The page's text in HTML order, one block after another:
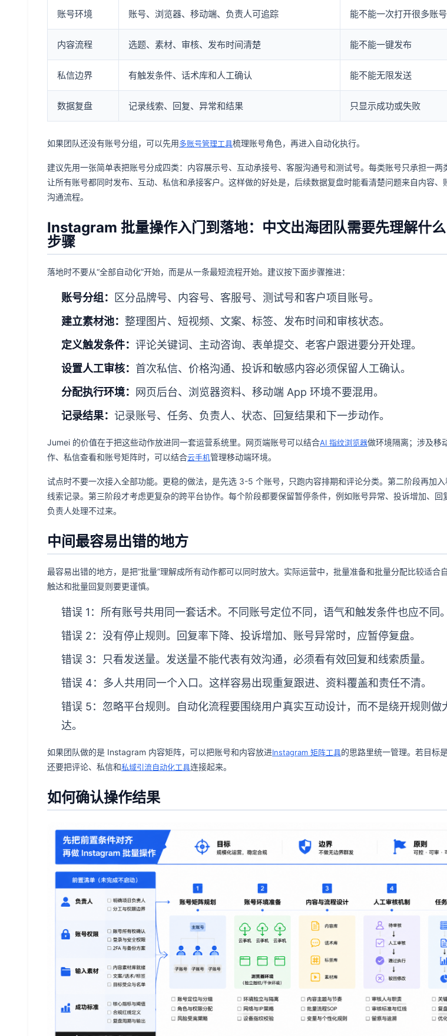
账号环境 账号、浏览器、移动端、负责人可追踪 能不能一次打开很多账号
内容流程 选题、素材、审核、发布时间清楚 能不能一键发布
私信边界 有触发条件、话术库和人工确认 能不能无限发送
数据复盘 记录线索、回复、异常和结果 只显示成功或失败
如果团队还没有账号分组，可以先用多账号管理工具梳理账号角色，再进入自动化执行。
建议先用一张简单表把账号分成四类：内容展示号、互动承接号、客服沟通号和测试号。每类账号只承担一两
让所有账号都同时发布、互动、私信和承接客户。这样做的好处是，后续数据复盘时能看清楚问题来自内容、
沟通流程。
Instagram 批量操作入门到落地：中文出海团队需要先理解什
步骤
落地时不要从“全部自动化”开始，而是从一条最短流程开始。建议按下面步骤推进：
账号分组：
区分品牌号、内容号、客服号、测试号和客户项目账号。
建立素材池： 整理图片、短视频、文案、标签、发布时间和审核状态。
定义触发条件： 评论关键词、主动咨询、表单提交、老客户跟进要分开处理。
设置人工审核： 首次私信、价格沟通、投诉和敏感内容必须保留人工确认。
分配执行环境：
网页后台、浏览器资料、移动端 App 环境不要混用。
记录结果： 记录账号、任务、负责人、状态、回复结果和下一步动作。
Jumei 的价值在于把这些动作放进同一套运营系统里。网页端账号可以结合AI 指纹浏览器做环境隔离；涉及移
作、私信查看和账号矩阵时，可以结合云手机管理移动端环境。
试点时不要一次接入全部功能。更稳的做法，是先选 3-5 个账号，只跑内容排期和评论分类。第二阶段再加入
线索记录。第三阶段才考虑更复杂的跨平台协作。每个阶段都要保留暂停条件，例如账号异常、投诉增加、回
负责人处理不过来。
中间最容易出错的地方
最容易出错的地方，是把“批量”理解成所有动作都可以同时放大。实际运营中，批量准备和批量分配比较适合
触达和批量回复则要更谨慎。
错误 1：所有账号共用同一套话术。不同账号定位不同，语气和触发条件也应不同。
错误 2：没有停止规则。回复率下降、投诉增加、账号异常时，应暂停复盘。
错误 3：只看发送量。发送量不能代表有效沟通，必须看有效回复和线索质量。
错误 4：多人共用同一个入口。这样容易出现重复跟进、资料覆盖和责任不清。
错误 5：忽略平台规则。自动化流程要围绕用户真实互动设计，而不是绕开规则做
达。
如果团队做的是 Instagram 内容矩阵，可以把账号和内容放进Instagram 矩阵工具的思路里统一管理。若目标
还要把评论、私信和私域引流自动化工具连接起来。
如何确认操作结果